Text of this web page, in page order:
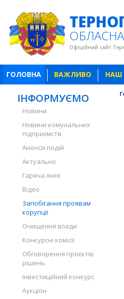
Офіційний сайт
ГОЛОВНА ВАЖЛИВО НАШ
ІНФОРМУЄМО
Новини
Новини комунальних
підприємств
Анонси подій
Актуально
Гаряча лінія
Відео
Запобігання проявам
корупції
Очищення влади
Конкурсні комісії
Обговорення проєктів
рішень
Інвестиційний конкурс
Аукціон